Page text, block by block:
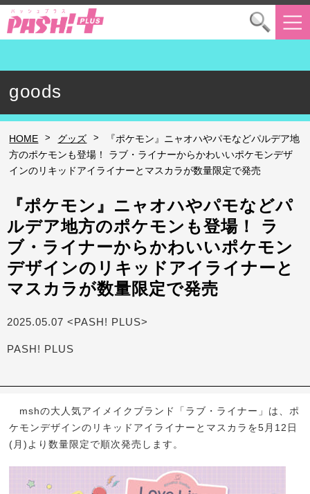
goods
HOME > グッズ >
『ポケモン』ニャオハやパモなどパルデア地
方のポケモンも登場！ ラブ・ライナーからかわいいポケモンデザ
インのリキッドアイライナーとマスカラが数量限定で発売
『ポケモン』ニャオハやパモなどパ
ルデア地方のポケモンも登場！ ラ
ブ・ライナーからかわいいポケモン
デザインのリキッドアイライナーと
マスカラが数量限定で発売
2025.05.07 <PASH! PLUS>
PASH! PLUS
mshの大人気アイメイクブランド「ラブ・ライナー」は、ポ
ケモンデザインのリキッドアイライナーとマスカラを5月12日
(月)より数量限定で順次発売します。